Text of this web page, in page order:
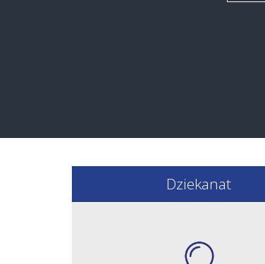
Dziekanat